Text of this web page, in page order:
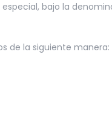
bajo la
de la siguiente manera: